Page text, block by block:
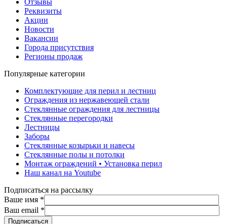
Отзывы
Реквизиты
Акции
Новости
Вакансии
Города присутствия
Регионы продаж
Популярные категории
Комплектующие для перил и лестниц
Ограждения из нержавеющей стали
Стеклянные ограждения для лестницы
Стеклянные перегородки
Лестницы
Заборы
Стеклянные козырьки и навесы
Стеклянные полы и потолки
Монтаж ограждений • Установка перил
Наш канал на Youtube
Подписаться на рассылку
Ваше имя *
Ваш email *